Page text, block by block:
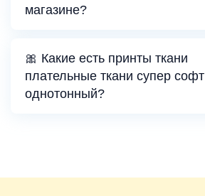
магазине?
🎀 Какие есть принты ткани
плательные ткани супер софт
однотонный?